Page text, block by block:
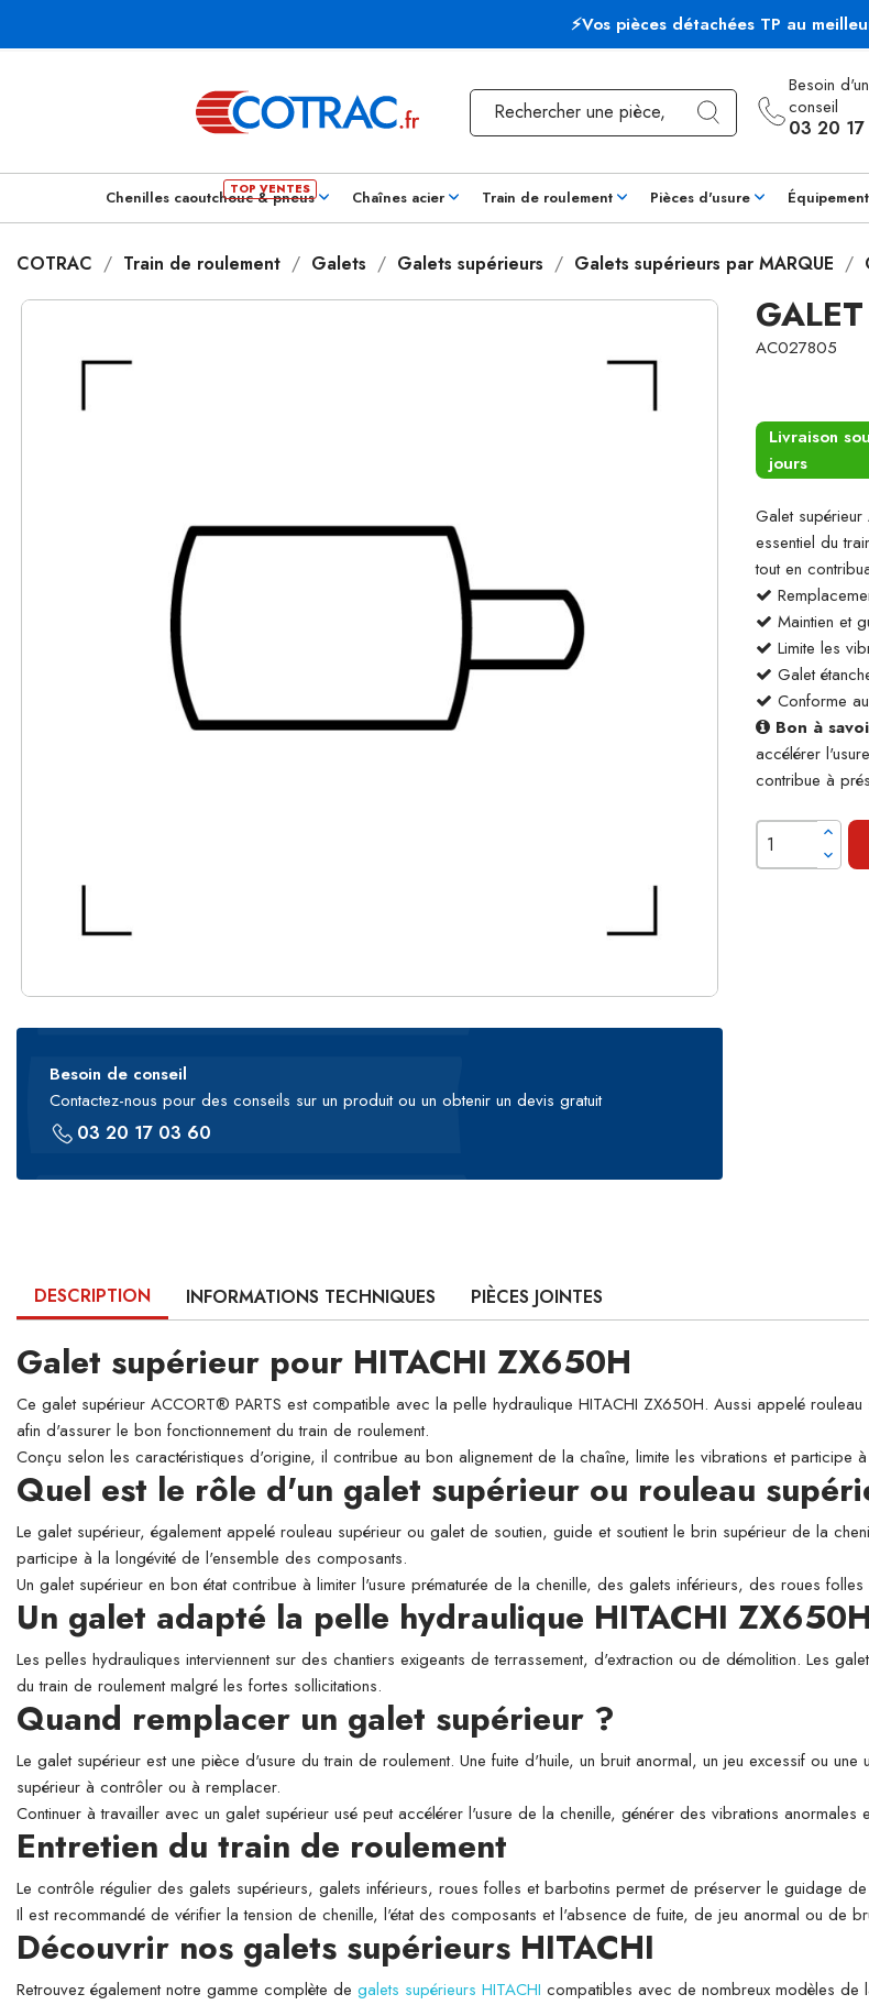
⚡Vos pièces détachées TP au
Besoin d'un
conseil
03 20
Chenilles caoutchouc & pneus Chaînes acier Train de roulement Pièces d'usure
COTRAC Train de roulement Galets Galets supérieurs Galets supérieurs par MARQUE
Besoin de conseil
Contactez-nous pour des conseils sur un produit ou un obtenir un devis gratuit
03 20 17 03 60
AC027805
Livraison
jours
Galet
essentiel du
tout en
Maintien et
Limite les
Galet
Conforme
Bon à
accélérer
contribue à
DESCRIPTION INFORMATIONS TECHNIQUES PIÈCES JOINTES
Galet supérieur pour HITACHI ZX650H
Ce galet supérieur ACCORT® PARTS est compatible avec la pelle hydraulique HITACHI ZX650H. Aussi appelé
afin d'assurer le bon fonctionnement du train de roulement.
Conçu selon les caractéristiques d'origine, il contribue au bon alignement de la chaîne, limite les vibrations et participe
Quel est le rôle d'un galet supérieur ou rouleau
Le galet supérieur, également appelé rouleau supérieur ou galet de soutien, guide et soutient le brin supérieur de la
participe à la longévité de l'ensemble des composants.
Un galet supérieur en bon état contribue à limiter l'usure prématurée de la chenille, des galets inférieurs, des roues
Un galet adapté la pelle hydraulique HITACHI ZX650H
Les pelles hydrauliques interviennent sur des chantiers exigeants de terrassement, d'extraction ou de démolition. Les
du train de roulement malgré les fortes sollicitations.
Quand remplacer un galet supérieur ?
Le galet supérieur est une pièce d'usure du train de roulement. Une fuite d'huile, un bruit anormal, un jeu excessif ou
supérieur à contrôler ou à remplacer.
Continuer à travailler avec un galet supérieur usé peut accélérer l'usure de la chenille, générer des vibrations
Entretien du train de roulement
Le contrôle régulier des galets supérieurs, galets inférieurs, roues folles et barbotins permet de préserver le guidage
Il est recommandé de vérifier la tension de chenille, l'état des composants et l'absence de fuite, de jeu anormal ou de
Découvrir nos galets supérieurs HITACHI
Retrouvez également notre gamme complète de galets supérieurs HITACHI compatibles avec de nombreux modèles de